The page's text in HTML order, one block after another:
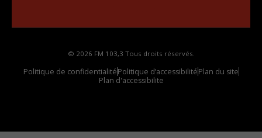
© 2026 FM 103,3 Tous droits réservés.
Politique de confidentialitéPolitique d’accessibilitéPlan du site
Plan d'accessibilite